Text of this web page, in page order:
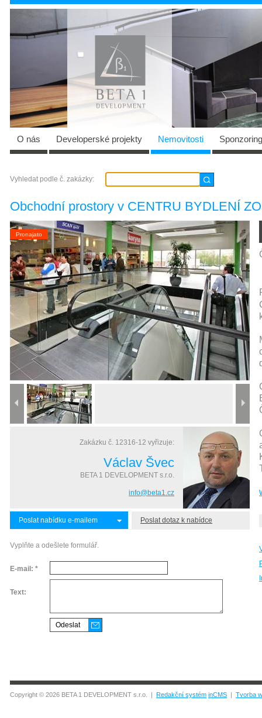
O nás Developerské projekty Nemovitosti Sponzoring
Vyhledat podle č. zakázky:
Obchodní prostory v CENTRU BYDLENÍ
Pronajato
Zakázku č. 12316-12 vyřizuje:
Václav Švec
BETA 1 DEVELOPMENT s.r.o.
info@beta1.cz
Poslat nabídku e-mailem Poslat dotaz k nabídce
Vyplňte a odešlete formulář.
E-mail: *
Text:
Copyright © 2026 BETA 1 DEVELOPMENT s.r.o. | Redakční systém inCMS | Tvorba